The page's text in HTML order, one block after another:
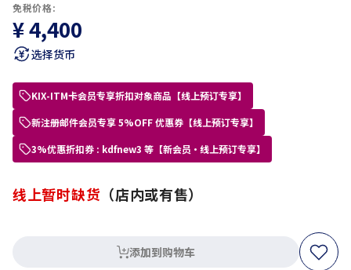
免税价格:
¥ 4,400
选择货币
KIX-ITM卡会员专享折扣对象商品【线上预订专享】
新注册邮件会员专享 5%OFF 优惠券【线上预订专享】
3%优惠折扣券 : kdfnew3 等【新会员・线上预订专享】
线上暂时缺货 （店内或有售）
添加到购物车